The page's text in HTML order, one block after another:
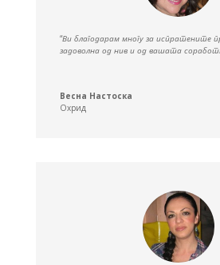
“Ви благодарам многу за испратените
задоволна од нив и од вашата
Весна Настоска
Охрид